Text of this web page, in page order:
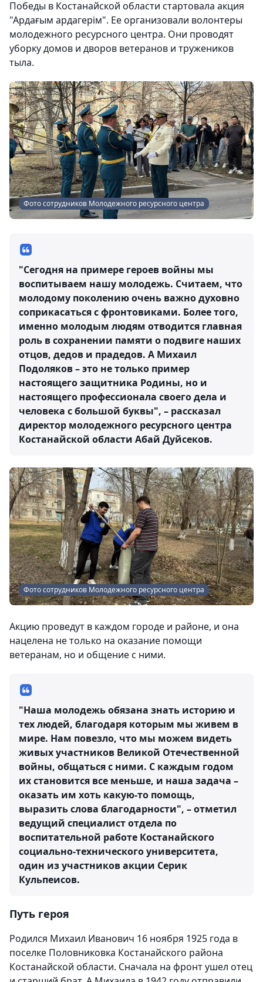
Победы в Костанайской области стартовала акция
"Ардағым ардагерім". Ее организовали волонтеры
молодежного ресурсного центра. Они проводят
уборку домов и дворов ветеранов и тружеников
тыла.
Фото сотрудников Молодежного ресурсного центра
"Сегодня на примере героев войны мы
воспитываем нашу молодежь. Считаем, что
молодому поколению очень важно духовно
соприкасаться с фронтовиками. Более того,
именно молодым людям отводится главная
роль в сохранении памяти о подвиге наших
отцов, дедов и прадедов. А Михаил
Подоляков – это не только пример
настоящего защитника Родины, но и
настоящего профессионала своего дела и
человека с большой буквы", – рассказал
директор молодежного ресурсного центра
Костанайской области Абай Дуйсеков.
Фото сотрудников Молодежного ресурсного центра
Акцию проведут в каждом городе и районе, и она
нацелена не только на оказание помощи
ветеранам, но и общение с ними.
"Наша молодежь обязана знать историю и
тех людей, благодаря которым мы живем в
мире. Нам повезло, что мы можем видеть
живых участников Великой Отечественной
войны, общаться с ними. С каждым годом
их становится все меньше, и наша задача –
оказать им хоть какую-то помощь,
выразить слова благодарности", – отметил
ведущий специалист отдела по
воспитательной работе Костанайского
социально-технического университета,
один из участников акции Серик
Кульпеисов.
Путь героя
Родился Михаил Иванович 16 ноября 1925 года в
поселке Половниковка Костанайского района
Костанайской области. Сначала на фронт ушел отец